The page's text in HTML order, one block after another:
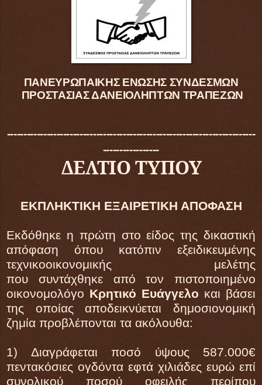
ΠΑΝΕΥΡΩΠΑΙΚΗΣ ΕΝΩΣΗΣ ΣΥΝΔΕΣΜΩΝ
ΠΡΟΣΤΑΣΙΑΣ ΔΑΝΕΙΟΛΗΠΤΩΝ ΤΡΑΠΕΖΩΝ
---------------------------------------------------------------------------
-----------------
ΔΕΛΤΙΟ ΤΥΠΟΥ
ΕΚΠΛΗΚΤΙΚΗ ΕΞΑΙΡΕΤΙΚΗ ΑΠΟΦΑΣΗ
Εκδόθηκε η πρώτη στο είδος της δικαστική
απόφαση όπου κατόπιν εξειδικευμένης
τεχνικοοικονομικής μελέτης
που συντάχθηκε από τoν πιστοποιημένο
οικονομολόγο Κρητικό Ευάγγελο και βάσει
της οποίας αποδεικνύεται δημοσιονομική
ζημία προβλέπονται τα ακόλουθα:
1) Διαγράφεται ποσό ύψους 587.000€
πεντακόσιες ογδόντα εφτά χιλιάδες ευρώ επί
συνολικού ποσού οφειλής περίπου